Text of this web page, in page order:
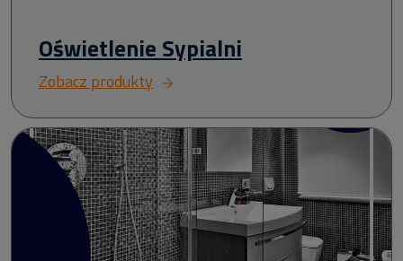
Oświetlenie Sypialni
Zobacz produkty